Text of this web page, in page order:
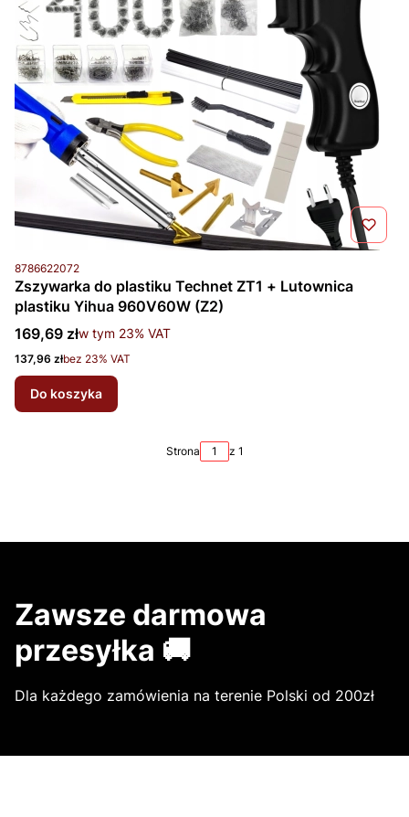
Kod produktu
8786622072
Zszywarka do plastiku Technet ZT1 + Lutownica
plastiku Yihua 960V60W (Z2)
Cena brutto
169,69 złw tym %s VAT
w tym 23% VAT
Cena netto
137,96 złbez 23% VAT
Do koszyka
Strona z 1
Zawsze darmowa
przesyłka 🚚
Dla każdego zamówienia na terenie Polski od 200zł